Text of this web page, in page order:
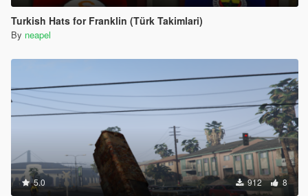
Turkish Hats for Franklin (Türk Takimlari)
By neapel
5.0 912 8